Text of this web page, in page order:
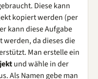
Diese kann
kopiert werden (per
kann diese Aufgabe
werden, da dieses die
Man erstelle ein
und wähle in der
Als Namen gebe man